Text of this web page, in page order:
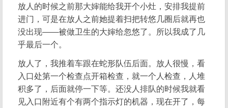
放人的时候之前那大婶能给我开个小灶，安排我提前
进门，可是在放人之前她提着扫把转悠几圈后就再也
没出现——被做卫生的大婶给忽悠了。所以我成了几
乎最后一个。
放人了，我推着车跟在蛇形队伍后面。放人很慢，看
入口处第一个检查点开箱检查，就一个人检查，人堆
积多了，后面就停一下等。还没人排队的时候我就看
见入口附近有个有两个指示灯的机器，现在开了，每